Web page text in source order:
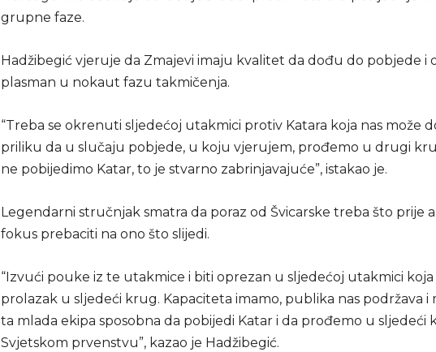
grupne faze.
Hadžibegić vjeruje da Zmajevi imaju kvalitet da dođu do pobjede i
plasman u nokaut fazu takmičenja.
“Treba se okrenuti sljedećoj utakmici protiv Katara koja nas može
priliku da u slučaju pobjede, u koju vjerujem, prođemo u drugi
ne pobijedimo Katar, to je stvarno zabrinjavajuće”, istakao je.
Legendarni stručnjak smatra da poraz od Švicarske treba što prije
fokus prebaciti na ono što slijedi.
“Izvući pouke iz te utakmice i biti oprezan u sljedećoj utakmici koja
prolazak u sljedeći krug. Kapaciteta imamo, publika nas podržava i
ta mlada ekipa sposobna da pobijedi Katar i da prođemo u sljedeći
Svjetskom prvenstvu”, kazao je Hadžibegić.